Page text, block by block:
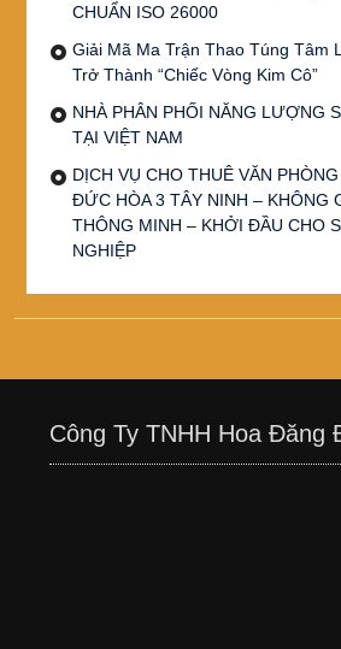
CHUẨN ISO 26000
Giải Mã Ma Trận Thao Túng Tâm
Trở Thành “Chiếc Vòng Kim Cô”
NHÀ PHÂN PHỐI NĂNG LƯỢNG
TẠI VIỆT NAM
DỊCH VỤ CHO THUÊ VĂN
ĐỨC HÒA 3 TÂY NINH – KHÔNG
THÔNG MINH – KHỞI ĐẦU CHO
NGHIỆP
Công Ty TNHH Hoa Đăng